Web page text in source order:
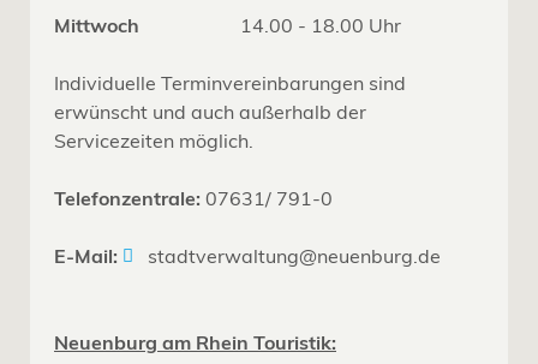
Mittwoch 14.00 - 18.00 Uhr
Individuelle Terminvereinbarungen sind
erwünscht und auch außerhalb der
Servicezeiten möglich.
Telefonzentrale: 07631/ 791-0
E-Mail: stadtverwaltung@neuenburg.de
Neuenburg am Rhein Touristik: